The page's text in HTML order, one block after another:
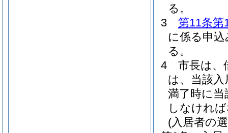
る。
3
第11条第
に係る申
る。
4
市長は、
は、当該
満了時に
しなけれ
(入居者の